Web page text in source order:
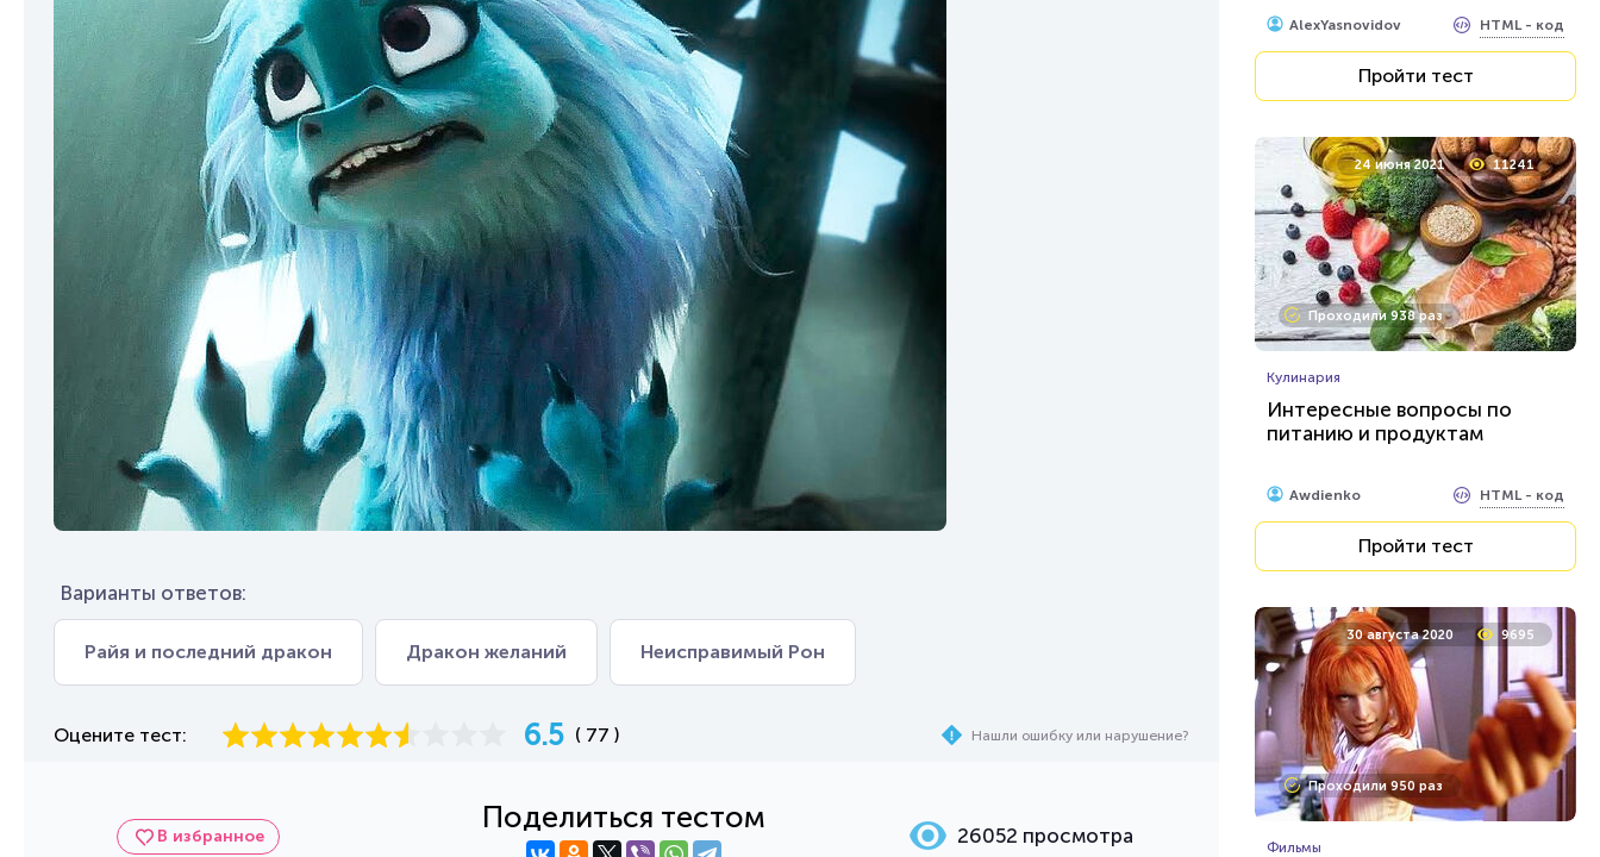
Варианты ответов:
Райя и последний дракон Дракон желаний Неисправимый Рон
Оцените тест: 6.5 ( 77 ) Нашли ошибку или нарушение?
В избранное Поделиться тестом 26052 просмотра
AlexYasnovidov HTML - код
Пройти тест
24 июня 2021 11241
Проходили 938 раз
Кулинария
Интересные вопросы по
питанию и продуктам
Awdienko HTML - код
Пройти тест
30 августа 2020 9695
Проходили 950 раз
Фильмы